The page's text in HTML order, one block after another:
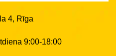
4, Rīga
9:00-18:00